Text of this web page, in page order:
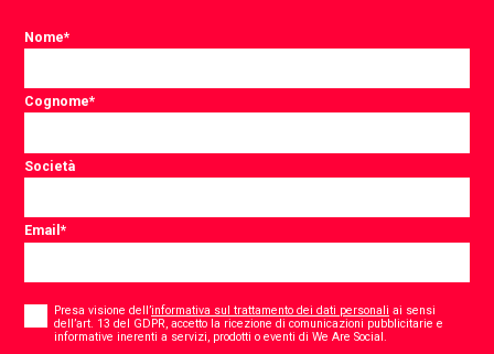
Nome*
Cognome*
Società
Email*
Consent
Presa visione dell’informativa sul trattamento dei dati personali ai sensi
dell’art. 13 del GDPR, accetto la ricezione di comunicazioni pubblicitarie e
informative inerenti a servizi, prodotti o eventi di We Are Social.